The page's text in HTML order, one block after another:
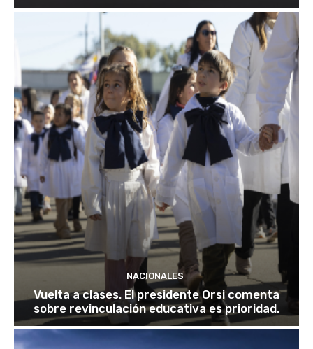
NACIONALES
Vuelta a clases. El presidente Orsi comenta
sobre revinculación educativa es prioridad.